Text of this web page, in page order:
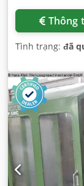
Thông
Tình trạng: đã